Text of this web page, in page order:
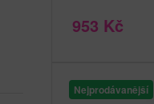
953 Kč
Nejprodávanější